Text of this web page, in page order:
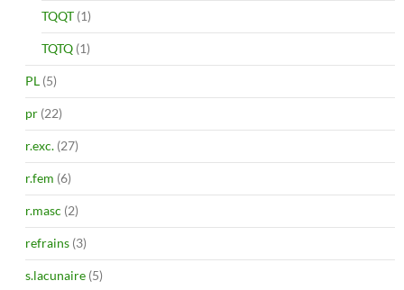
TQQT (1)
TQTQ (1)
PL (5)
pr (22)
r.exc. (27)
r.fem (6)
r.masc (2)
refrains (3)
s.lacunaire (5)